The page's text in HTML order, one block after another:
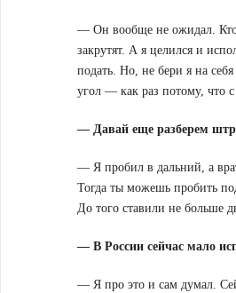
— Он вообще не ожидал. Кто
закрутят. А я целился и
подать. Но, не бери я на
угол — как раз потому, что
— Давай еще разберем
— Я пробил в дальний, а
Тогда ты можешь пробить
До того ставили не больше
— В России сейчас мало
— Я про это и сам думал.